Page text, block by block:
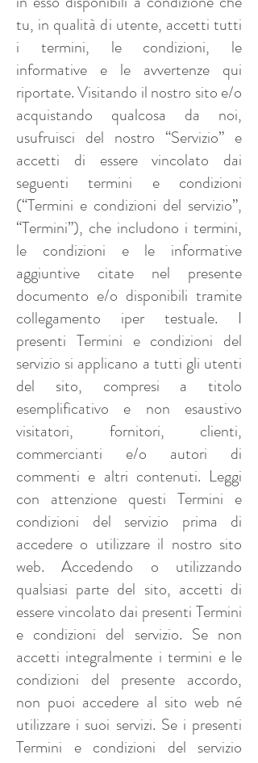
tu, in qualità di utente, accetti tutti
i termini, le condizioni, le
informative e le avvertenze qui
riportate. Visitando il nostro sito e/o
acquistando qualcosa da noi,
usufruisci del nostro “Servizio” e
accetti di essere vincolato dai
seguenti termini e condizioni
(“Termini e condizioni del servizio”,
“Termini”), che includono i termini,
le condizioni e le informative
aggiuntive citate nel presente
documento e/o disponibili tramite
collegamento iper testuale. I
presenti Termini e condizioni del
servizio si applicano a tutti gli utenti
del sito, compresi a titolo
esemplificativo e non esaustivo
visitatori, fornitori, clienti,
commercianti e/o autori di
commenti e altri contenuti. Leggi
con attenzione questi Termini e
condizioni del servizio prima di
accedere o utilizzare il nostro sito
web. Accedendo o utilizzando
qualsiasi parte del sito, accetti di
essere vincolato dai presenti Termini
e condizioni del servizio. Se non
accetti integralmente i termini e le
condizioni del presente accordo,
non puoi accedere al sito web né
utilizzare i suoi servizi. Se i presenti
Termini e condizioni del servizio